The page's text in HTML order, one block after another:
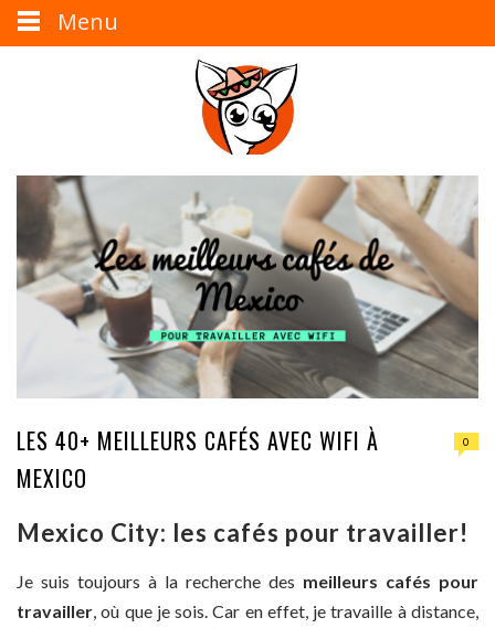
LES 40+ MEILLEURS CAFÉS AVEC WIFI À
MEXICO
0
Mexico City: les cafés pour travailler!
Je suis toujours à la recherche des meilleurs cafés pour
travailler , où que je sois. Car en effet, je travaille à distance,
Menu